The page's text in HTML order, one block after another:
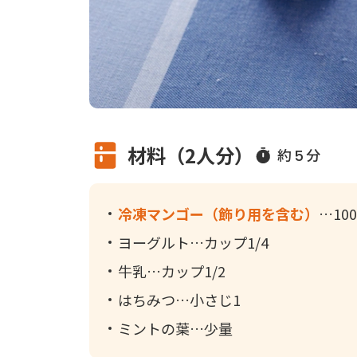
材料（2人分） 約 5分
冷凍マンゴー（飾り用を含む）
ヨーグルト
カップ1/4
牛乳
カップ1/2
はちみつ
小さじ1
ミントの葉
少量